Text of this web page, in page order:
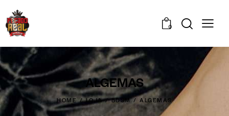
0
ALGEMAS
HOME LOJA BDSM ALGEMAS